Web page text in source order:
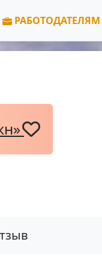
РАБОТОДАТЕЛЯМ